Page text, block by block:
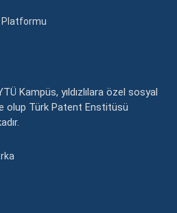
Platformu
Kampüs, yıldızlılara özel sosyal
olup Türk Patent Enstitüsü